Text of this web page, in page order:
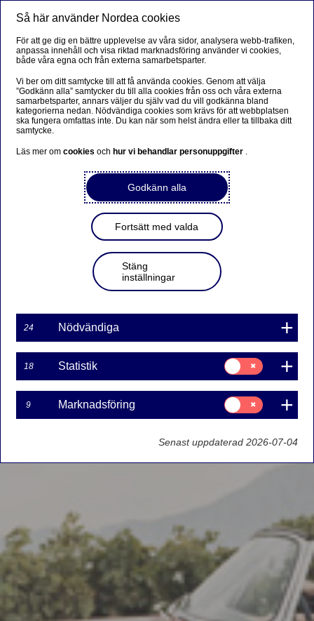
Så här använder Nordea cookies
För att ge dig en bättre upplevelse av våra sidor, analysera webb-trafiken,
anpassa innehåll och visa riktad marknadsföring använder vi cookies,
både våra egna och från externa samarbetsparter.
Vi ber om ditt samtycke till att få använda cookies. Genom att välja
”Godkänn alla” samtycker du till alla cookies från oss och våra externa
samarbetsparter, annars väljer du själv vad du vill godkänna bland
kategorierna nedan. Nödvändiga cookies som krävs för att webbplatsen
ska fungera omfattas inte. Du kan när som helst ändra eller ta tillbaka ditt
samtycke.
Läs mer omcookiesoch hur vi behandlar personuppgifter .
Godkänn alla
Fortsätt med valda
Stäng
inställningar
24 Nödvändiga
18 Statistik
Samtycke
för:
Statistik
9 Marknadsföring
Samtycke
för:
Marknadsföring
Senast uppdaterad 2026-07-04